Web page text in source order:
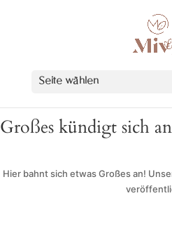
Seite wählen
Großes kündigt sich an
Hier bahnt sich etwas Großes an!